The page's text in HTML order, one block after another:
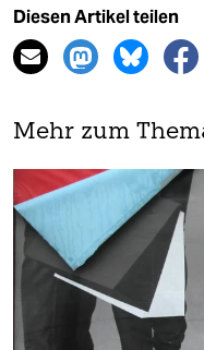
Diesen Artikel teilen
Mehr zum